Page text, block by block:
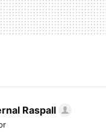
Raspall